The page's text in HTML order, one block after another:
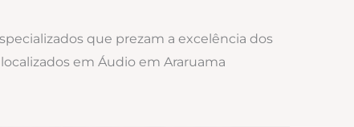
que prezam a excelência dos
em Áudio em Araruama